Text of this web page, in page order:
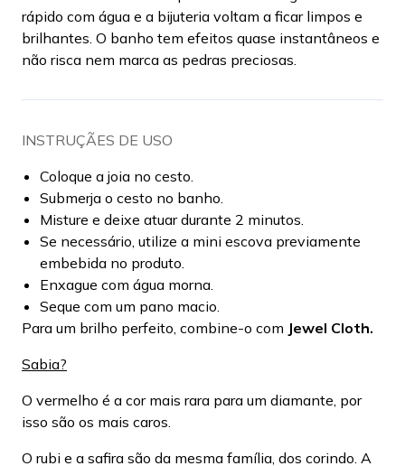
rápido com água e a bijuteria voltam a ficar limpos e
brilhantes. O banho tem efeitos quase instantâneos e
não risca nem marca as pedras preciosas.
INSTRUÇÃES DE USO
Coloque a joia no cesto.
Submerja o cesto no banho.
Misture e deixe atuar durante 2 minutos.
Se necessário, utilize a mini escova previamente
embebida no produto.
Enxague com água morna.
Seque com um pano macio.
Para um brilho perfeito, combine-o com Jewel Cloth.
Sabia?
O vermelho é a cor mais rara para um diamante, por
isso são os mais caros.
O rubi e a safira são da mesma família, dos corindo. A